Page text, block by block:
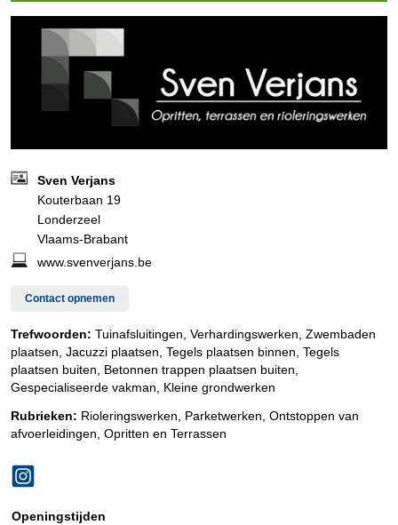
Sven Verjans
Kouterbaan 19
Londerzeel
Vlaams-Brabant
www.svenverjans.be
Contact opnemen
Trefwoorden: Tuinafsluitingen, Verhardingswerken, Zwembaden
plaatsen, Jacuzzi plaatsen, Tegels plaatsen binnen, Tegels
plaatsen buiten, Betonnen trappen plaatsen buiten,
Gespecialiseerde vakman, Kleine grondwerken
Rubrieken: Rioleringswerken Parketwerken Ontstoppen van
afvoerleidingen Opritten en Terrassen
Openingstijden